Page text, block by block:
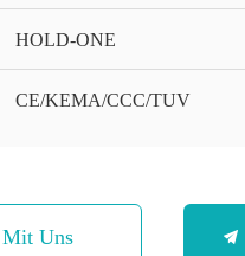
HOLD-ONE
CE/KEMA/CCC/TUV
Uns